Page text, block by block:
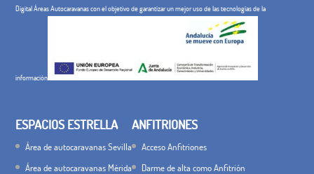
Digital Áreas Autocaravanas con el objetivo de garantizar un mejor uso de las tecnologías de la
información
ESPACIOS ESTRELLA
Área de autocaravanas Sevilla
Área de autocaravanas Mérida
ANFITRIONES
Acceso Anfitriones
Darme de alta como Anfitrión